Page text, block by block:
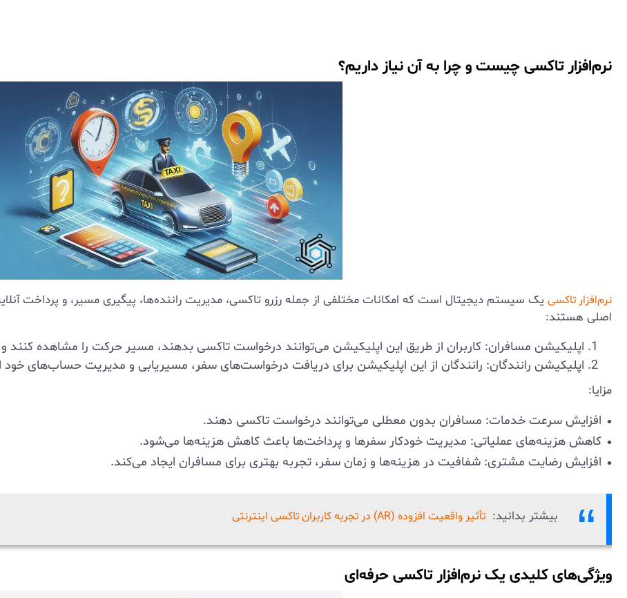
نرم‌افزار تاکسی چیست و چرا به آن نیاز داریم؟
نرم‌افزار تاکسی یک سیستم دیجیتال است که امکانات مختلفی از جمله رزرو تاکسی، مدیریت راننده‌ها، پیگیری مسیر، و پرداخت
اصلی هستند:
اپلیکیشن مسافران: کاربران از طریق این اپلیکیشن می‌توانند درخواست تاکسی بدهند، مسیر حرکت را مشاهده کنند و
اپلیکیشن رانندگان: رانندگان از این اپلیکیشن برای دریافت درخواست‌های سفر، مسیریابی و مدیریت حساب‌های خود
مزایا:
افزایش سرعت خدمات: مسافران بدون معطلی می‌توانند درخواست تاکسی دهند.
کاهش هزینه‌های عملیاتی: مدیریت خودکار سفرها و پرداخت‌ها باعث کاهش هزینه‌ها می‌شود.
افزایش رضایت مشتری: شفافیت در هزینه‌ها و زمان سفر، تجربه بهتری برای مسافران ایجاد می‌کند.
بیشتر بدانید: تأثیر واقعیت افزوده (AR) در تجربه کاربران تاکسی اینترنتی
ویژگی‌های کلیدی یک نرم‌افزار تاکسی حرفه‌ای